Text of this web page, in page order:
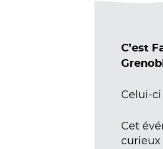
C’est
Celui-
Cet
curieux